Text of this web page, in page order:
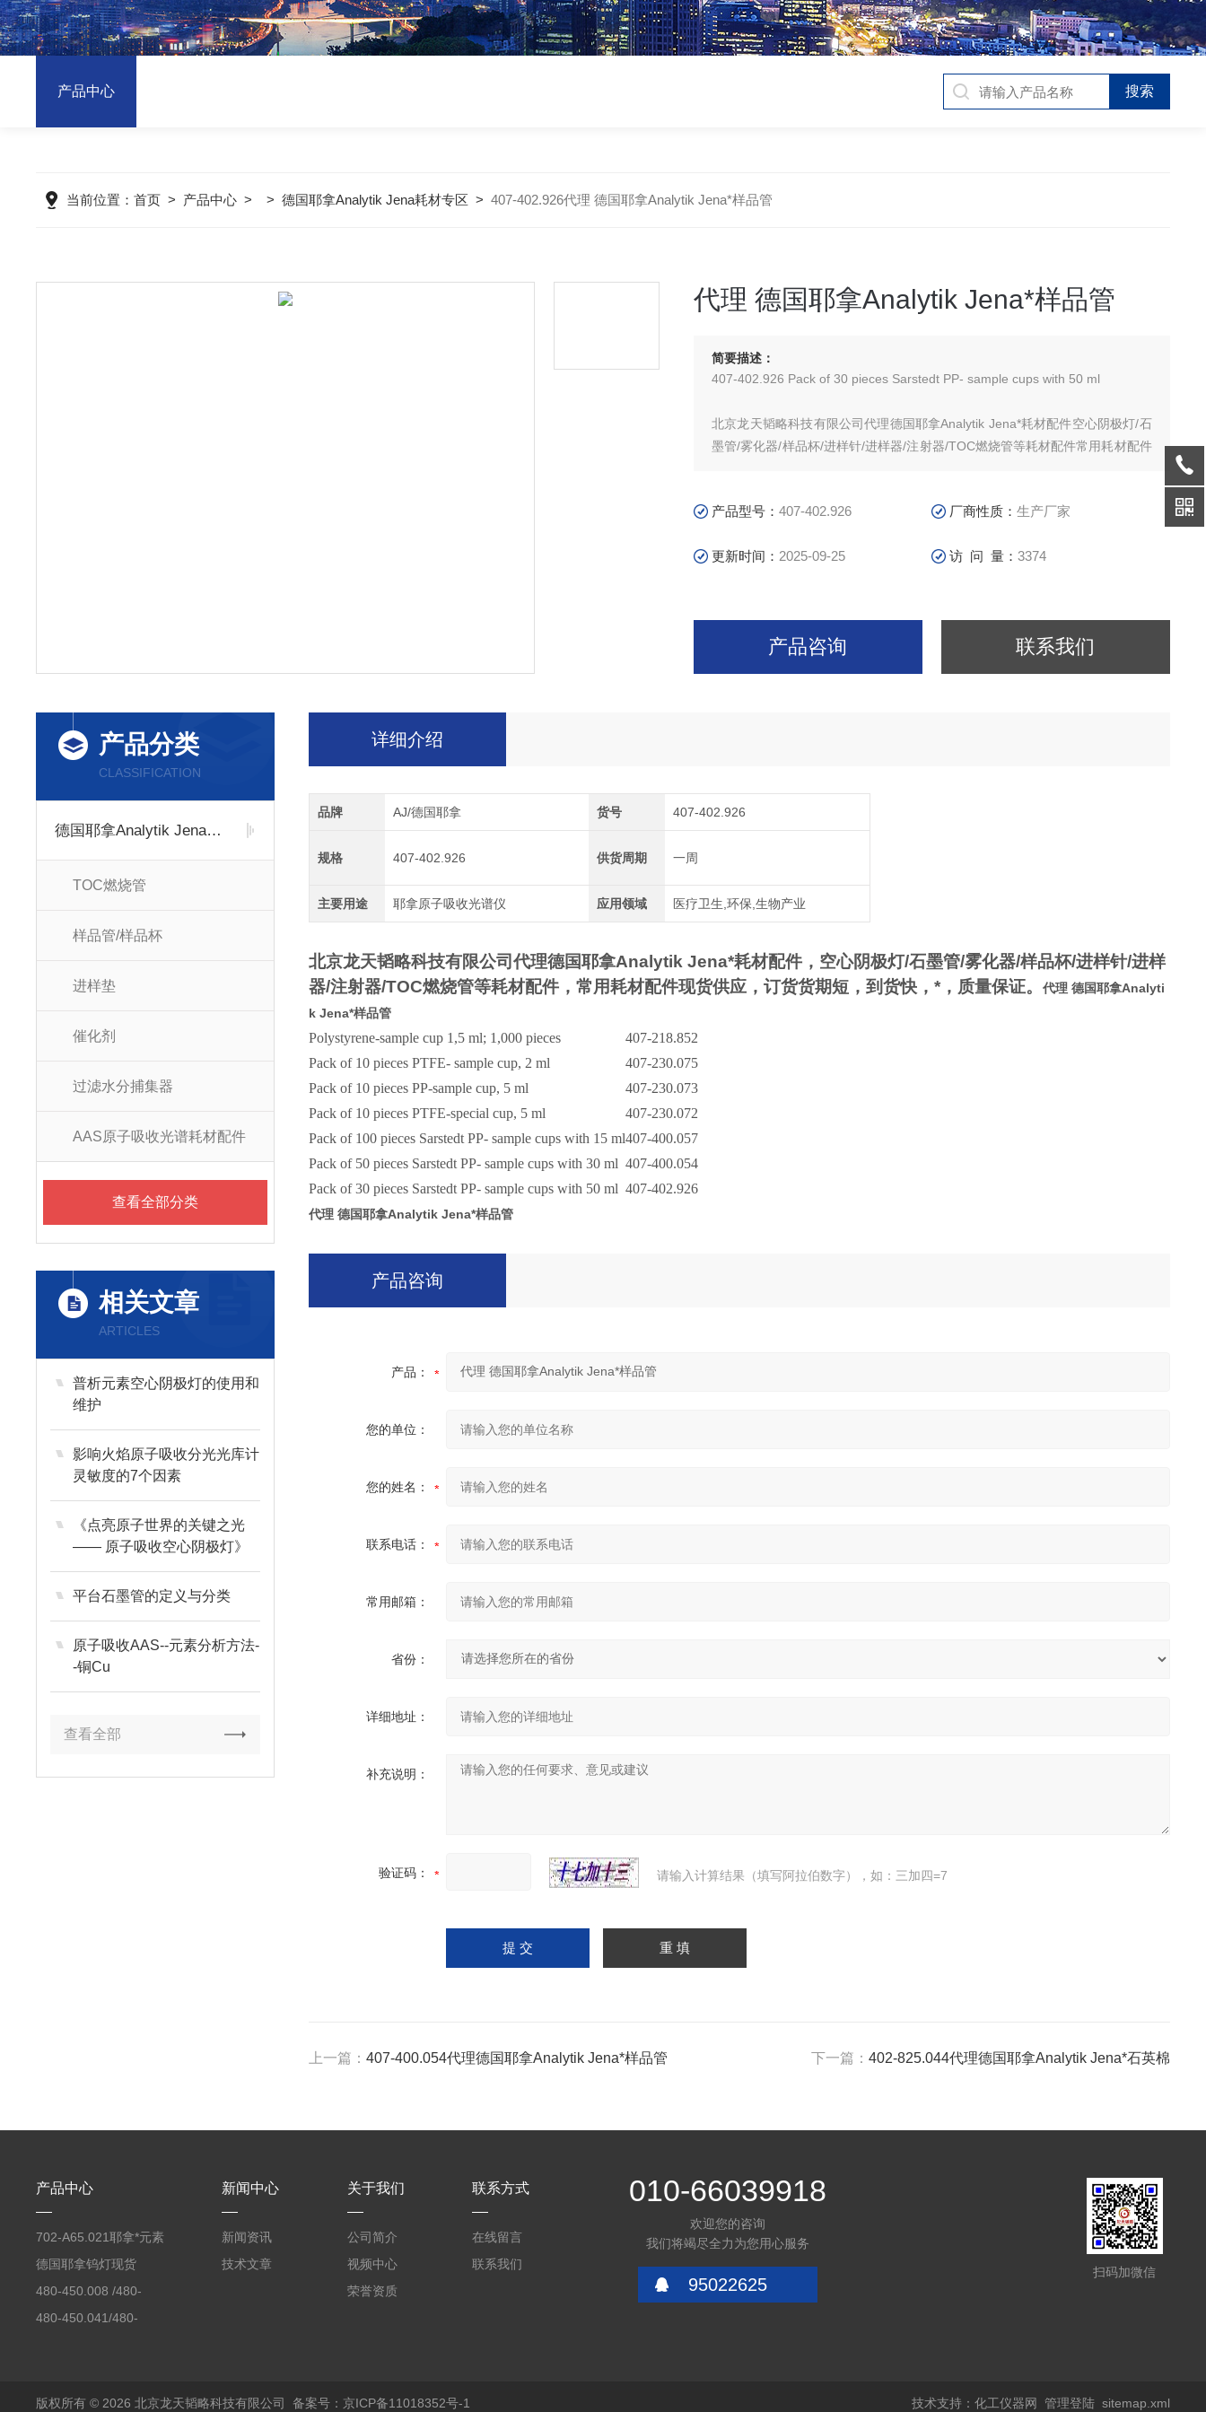
产品中心
当前位置：首页 > 产品中心 > >德国耶拿Analytik Jena耗材专区 >407-402.926代理 德国耶拿Analytik Jena*样品管
代理 德国耶拿Analytik Jena*样品管
简要描述：
407-402.926 Pack of 30 pieces Sarstedt PP- sample cups with 50 ml
北京龙天韬略科技有限公司代理德国耶拿Analytik Jena*耗材配件空心阴极灯/石
墨管/雾化器/样品杯/进样针/进样器/注射器/TOC燃烧管等耗材配件常用耗材配件
产品型号：407-402.926 厂商性质：生产厂家
更新时间： 2025-09-25 访 问 量：3374
产品咨询 联系我们
产品分类
CLASSIFICATION
德国耶拿Analytik Jena耗材专区
TOC燃烧管
样品管/样品杯
进样垫
催化剂
过滤水分捕集器
AAS原子吸收光谱耗材配件
查看全部分类
相关文章
ARTICLES
普析元素空心阴极灯的使用和
维护
影响火焰原子吸收分光光库计
灵敏度的7个因素
《点亮原子世界的关键之光
—— 原子吸收空心阴极灯》
平台石墨管的定义与分类
原子吸收AAS--元素分析方法-
-铜Cu
查看全部
详细介绍
品牌 AJ/德国耶拿 货号 407-402.926
规格 407-402.926 供货周期 一周
主要用途 耶拿原子吸收光谱仪 应用领域 医疗卫生,环保,生物产业
北京龙天韬略科技有限公司代理德国耶拿Analytik Jena*耗材配件，空心阴极灯/石墨管/雾化器/样品杯/进样针/进样
器/注射器/TOC燃烧管等耗材配件，常用耗材配件现货供应，订货货期短，到货快，*，质量保证。
代理 德国耶拿Analyti
k Jena*样品管
Polystyrene-sample cup 1,5 ml; 1,000 pieces
407-218.852
Pack of 10 pieces PTFE- sample cup, 2 ml
407-230.075
Pack of 10 pieces PP-sample cup, 5 ml
407-230.073
Pack of 10 pieces PTFE-special cup, 5 ml
407-230.072
Pack of 100 pieces Sarstedt PP- sample cups with 15 ml407-400.057
Pack of 50 pieces Sarstedt PP- sample cups with 30 ml 407-400.054
Pack of 30 pieces Sarstedt PP- sample cups with 50 ml 407-402.926
代理 德国耶拿Analytik Jena*样品管
产品咨询
产品：
您的单位：
您的姓名：
联系电话：
常用邮箱：
省份：
详细地址：
补充说明：
验证码： 请输入计算结果（填写阿拉伯数字），如：三加四=7
上一篇： 407-400.054代理德国耶拿Analytik Jena*样品管 下一篇： 402-825.044代理德国耶拿Analytik Jena*石英棉
产品中心
702-A65.021耶拿*元素
分析仪反应罐
德国耶拿钨灯现货
480-450.008 /480-
450.008C耶拿镉Cd空
480-450.041/480-
包邮
新闻中心
新闻资讯
技术文章
关于我们
公司简介
视频中心
荣誉资质
联系方式
在线留言
联系我们
010-66039918
欢迎您的咨询
我们将竭尽全力为您用心服务
95022625
扫码加微信
版权所有 © 2026 北京龙天韬略科技有限公司备案号：京ICP备11018352号-1 技术支持： 化工仪器网 管理登陆 sitemap.xml